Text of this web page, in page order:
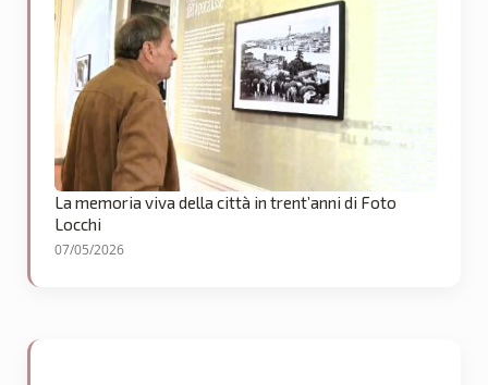
La memoria viva della città in trent’anni di Foto
Locchi
07/05/2026